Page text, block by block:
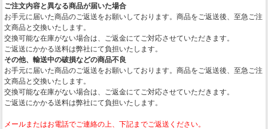
ご注文内容と異なる商品が届いた場合
お手元に届いた商品のご返送をお願いしております。商品をご返送後、至急ご注
文商品と交換いたします。
交換可能な在庫がない場合は、ご返金にてご対応させていただきます。
ご返送にかかる送料は弊社にて負担いたします。
その他、輸送中の破損などの商品不良
お手元に届いた商品のご返送をお願いしております。商品をご返送後、至急ご注
文商品と交換いたします。
交換可能な在庫がない場合は、ご返金にてご対応させていただきます。
ご返送にかかる送料は弊社にて負担いたします。
メールまたはお電話でご連絡の上、下記までご返送ください。